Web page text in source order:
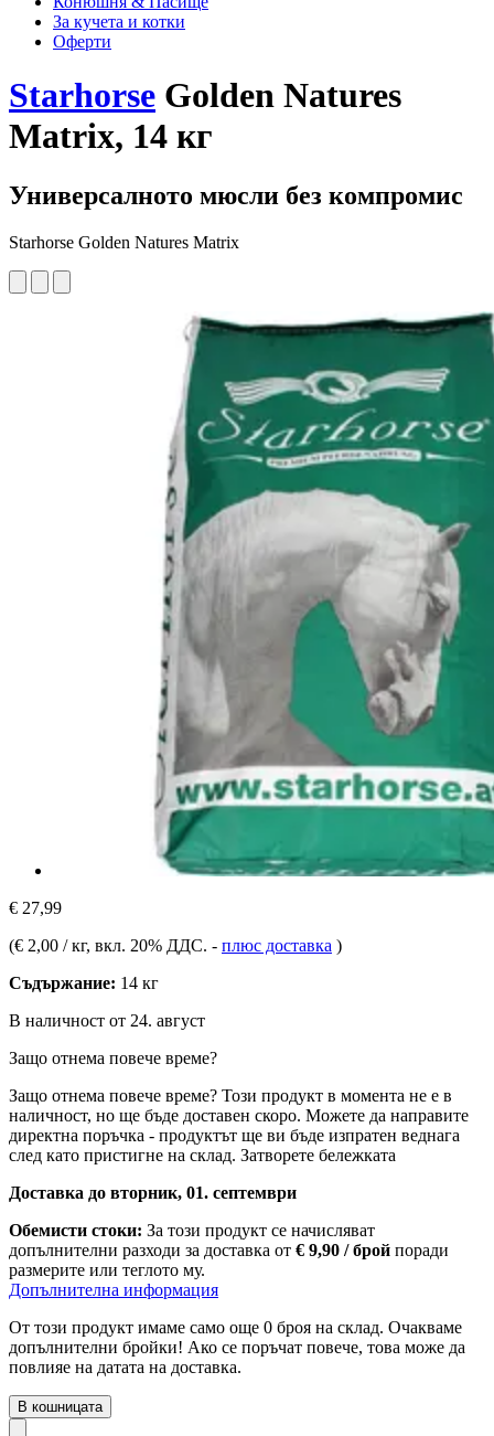
За кучета и котки
Оферти
Starhorse Golden Natures
Matrix, 14 кг
Универсалното мюсли без компромис
Starhorse Golden Natures Matrix
€ 27,99
(€ 2,00 / кг, вкл. 20% ДДС. - плюс доставка )
Съдържание: 14 кг
В наличност от 24. август
Защо отнема повече време?
Защо отнема повече време? Този продукт в момента не е в
наличност, но ще бъде доставен скоро. Можете да направите
директна поръчка - продуктът ще ви бъде изпратен веднага
след като пристигне на склад. Затворете бележката
Доставка до вторник, 01. септември
Обемисти стоки: За този продукт се начисляват
допълнителни разходи за доставка от € 9,90 / брой поради
размерите или теглото му.
Допълнителна информация
От този продукт имаме само още 0 броя на склад. Очакваме
допълнителни бройки! Ако се поръчат повече, това може да
повлияе на датата на доставка.
В кошницата